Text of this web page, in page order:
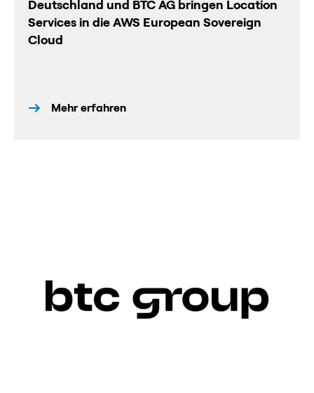
Deutschland und BTC AG bringen Location
Services in die AWS European Sovereign
Cloud
Mehr erfahren